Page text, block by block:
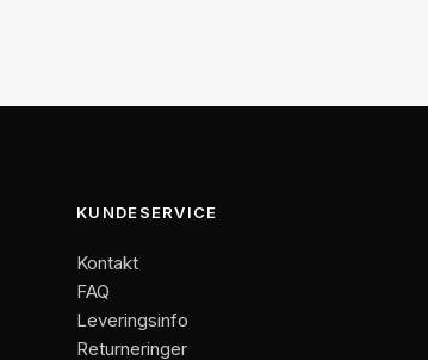
KUNDESERVICE
Kontakt
FAQ
Leveringsinfo
Returneringer